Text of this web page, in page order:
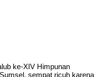
ke-XIV Himpunan
sempat ricuh karena